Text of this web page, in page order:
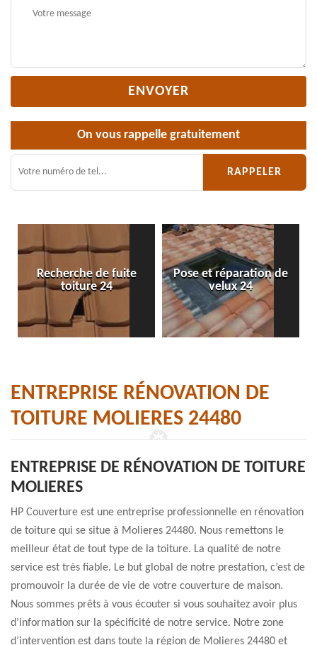
On vous rappelle gratuitement
Recherche de fuite
toiture 24
Pose et réparation de
velux 24
ENTREPRISE RÉNOVATION DE
TOITURE MOLIERES 24480
ENTREPRISE DE RÉNOVATION DE TOITURE
MOLIERES
HP Couverture est une entreprise professionnelle en rénovation
de toiture qui se situe à Molieres 24480. Nous remettons le
meilleur état de tout type de la toiture. La qualité de notre
service est très fiable. Le but global de notre prestation, c’est de
promouvoir la durée de vie de votre couverture de maison.
Nous sommes prêts à vous écouter si vous souhaitez avoir plus
d’information sur la spécificité de notre service. Notre zone
d’intervention est dans toute la région de Molieres 24480 et